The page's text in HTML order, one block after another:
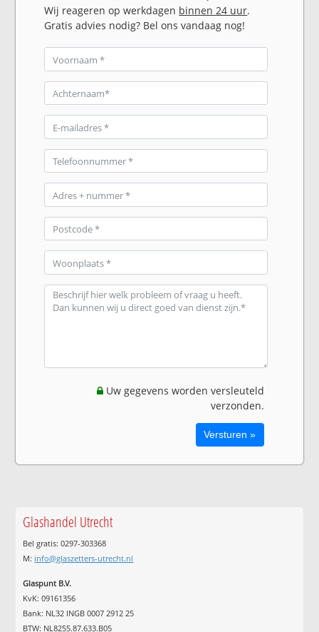
Wij reageren op werkdagen binnen 24 uur.
Gratis advies nodig? Bel ons vandaag nog!
Uw gegevens worden versleuteld
verzonden.
Glashandel Utrecht
Bel gratis: 0297-303368
M: info@glaszetters-utrecht.nl
Glaspunt B.V.
KvK: 09161356
Bank: NL32 INGB 0007 2912 25
BTW: NL8255.87.633.B05